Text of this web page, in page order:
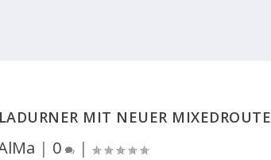
MIT NEUER MIXEDROUTE
| 0 |